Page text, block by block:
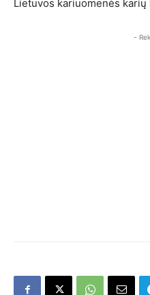
Lietuvos kariuomenės
-